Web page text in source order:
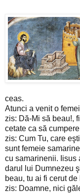
ceas.
Atunci a venit o
zis: Dă-Mi să beau!,
cetate ca să
zis: Cum Tu, care
sunt femeie
cu samarinenii. Iisus
darul lui Dumnezeu
beau, tu ai fi cerut
zis: Doamne, nici